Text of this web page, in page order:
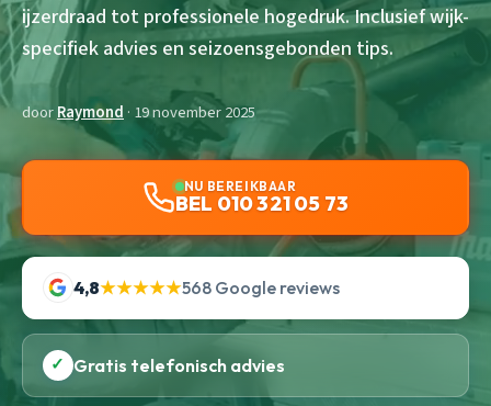
ijzerdraad tot professionele hogedruk. Inclusief wijk-
specifiek advies en seizoensgebonden tips.
doorRaymond · 19 november 2025
NU BEREIKBAAR
BEL 010 321 05 73
4,8★★★★★568 Google reviews
✓ Gratis telefonisch advies